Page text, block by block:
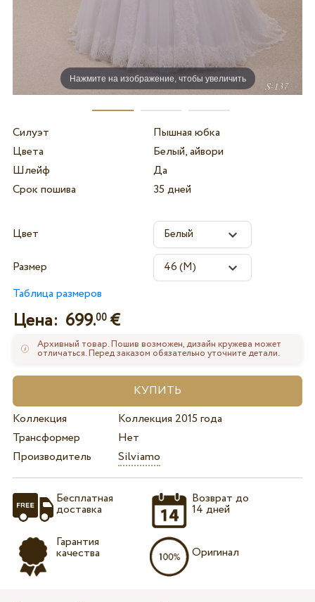
Нажмите на изображение, чтобы увеличить
Силуэт
Пышная юбка
Цвета
Белый, айвори
Шлейф
Да
Срок пошива
35 дней
Цвет
Размер
Таблица размеров
Цена: 699.00€
Архивный товар. Пошив возможен, дизайн кружева может
отличаться. Перед заказом обязательно уточните детали.
Коллекция
Коллекция 2015 года
Трансформер
Нет
Производитель
Silviamo
Бесплатная
доставка
Гарантия
качества
Возврат до
14 дней
Оригинал